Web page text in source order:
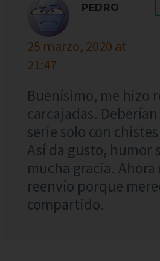
PEDRO
25 marzo, 2020 at
21:47
Buenísimo, me hizo
carcajadas.
serie solo con
Así da gusto, humor
mucha gracia.
reenvío porque
compartido.